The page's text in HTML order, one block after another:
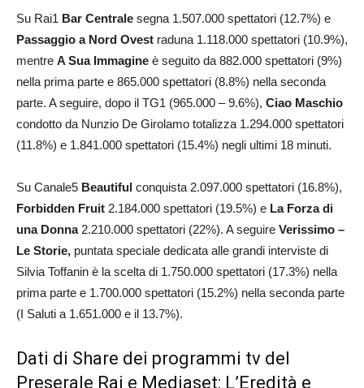
Su Rai1 Bar Centrale segna 1.507.000 spettatori (12.7%) e
Passaggio a Nord Ovest raduna 1.118.000 spettatori (10.9%),
mentre A Sua Immagine è seguito da 882.000 spettatori (9%)
nella prima parte e 865.000 spettatori (8.8%) nella seconda
parte. A seguire, dopo il TG1 (965.000 – 9.6%), Ciao Maschio
condotto da Nunzio De Girolamo totalizza 1.294.000 spettatori
(11.8%) e 1.841.000 spettatori (15.4%) negli ultimi 18 minuti.
Su Canale5 Beautiful conquista 2.097.000 spettatori (16.8%),
Forbidden Fruit 2.184.000 spettatori (19.5%) e La Forza di
una Donna2.210.000 spettatori (22%). A seguire Verissimo –
Le Storie, puntata speciale dedicata alle grandi interviste di
Silvia Toffanin è la scelta di 1.750.000 spettatori (17.3%) nella
prima parte e 1.700.000 spettatori (15.2%) nella seconda parte
(I Saluti a 1.651.000 e il 13.7%).
Dati di Share dei programmi tv del
Preserale Rai e Mediaset: L’Eredità e